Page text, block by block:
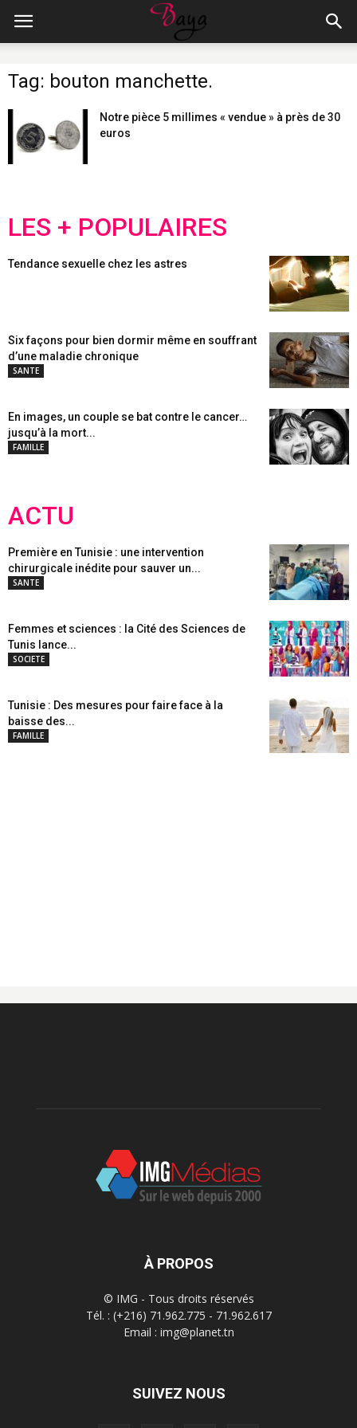
Tag: bouton manchette.
Notre pièce 5 millimes « vendue » à près de 30
euros
LES + POPULAIRES
Tendance sexuelle chez les astres
Six façons pour bien dormir même en souffrant
d’une maladie chronique
SANTE
En images, un couple se bat contre le cancer…
jusqu’à la mort...
FAMILLE
ACTU
Première en Tunisie : une intervention
chirurgicale inédite pour sauver un...
SANTE
Femmes et sciences : la Cité des Sciences de
Tunis lance...
SOCIETE
Tunisie : Des mesures pour faire face à la
baisse des...
FAMILLE
À PROPOS
© IMG - Tous droits réservés
Tél. : (+216) 71.962.775 - 71.962.617
Email : img@planet.tn
SUIVEZ NOUS